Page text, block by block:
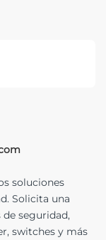
soluciones
Solicita una
seguridad,
switches y más